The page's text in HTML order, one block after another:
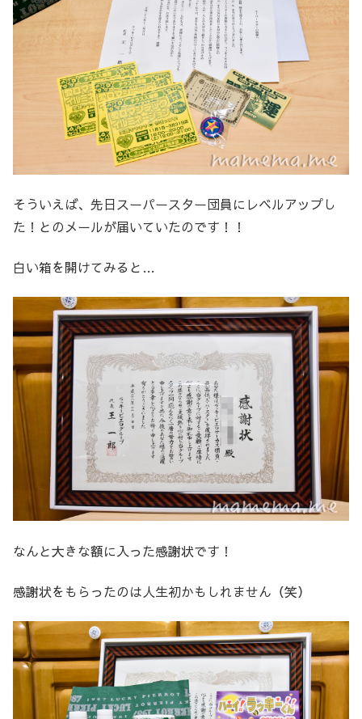
そういえば、先日スーパースター団員にレベルアップし
た！とのメールが届いていたのです！！
白い箱を開けてみると…
なんと大きな額に入った感謝状です！
感謝状をもらったのは人生初かもしれません（笑）